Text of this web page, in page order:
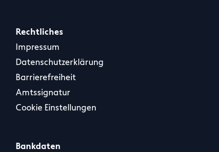
Rechtliches
Impressum
Datenschutzerklärung
Barrierefreiheit
Amtssignatur
Cookie Einstellungen
Bankdaten